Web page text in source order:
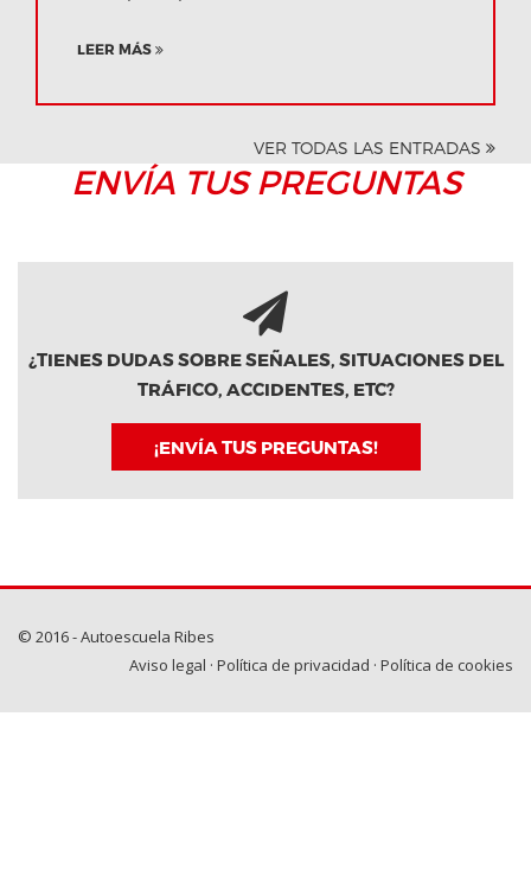
LEER MÁS
VER TODAS LAS ENTRADAS
ENVÍA TUS PREGUNTAS
¿TIENES DUDAS SOBRE SEÑALES, SITUACIONES DEL
TRÁFICO, ACCIDENTES, ETC?
¡ENVÍA TUS PREGUNTAS!
© 2016 - Autoescuela Ribes
Aviso legal · Política de privacidad · Política de cookies